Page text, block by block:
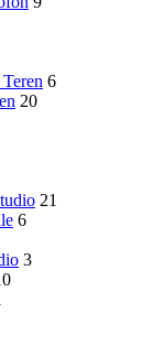
6
20
21
6
3